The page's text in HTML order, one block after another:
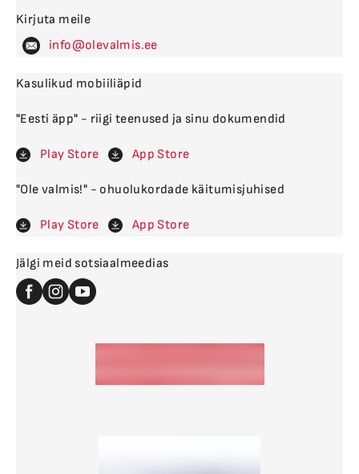
Kirjuta meile
levalm
Kasulikud mobiiliäpid
"Eesti äpp" - riigi teenused ja sinu dokumendid
Play Store App Store
"Ole valmis!" - ohuolukordade käitumisjuhised
Play Store App Store
Jälgi meid sotsiaalmeedias